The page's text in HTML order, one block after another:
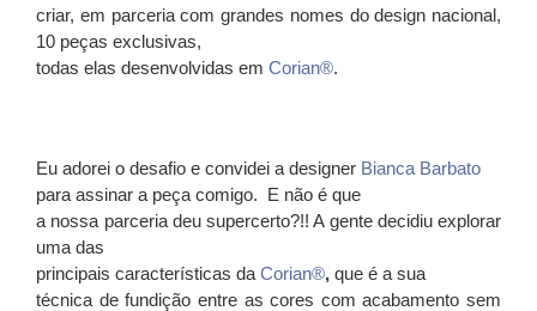
criar, em parceria com grandes nomes do design nacional,
10 peças exclusivas,
todas elas desenvolvidas em Corian®.
Eu adorei o desafio e convidei a designer Bianca Barbato
para assinar a peça comigo. E não é que
a nossa parceria deu supercerto?!! A gente decidiu explorar
uma das
principais características da Corian®, que é a sua
técnica de fundição entre as cores com acabamento sem